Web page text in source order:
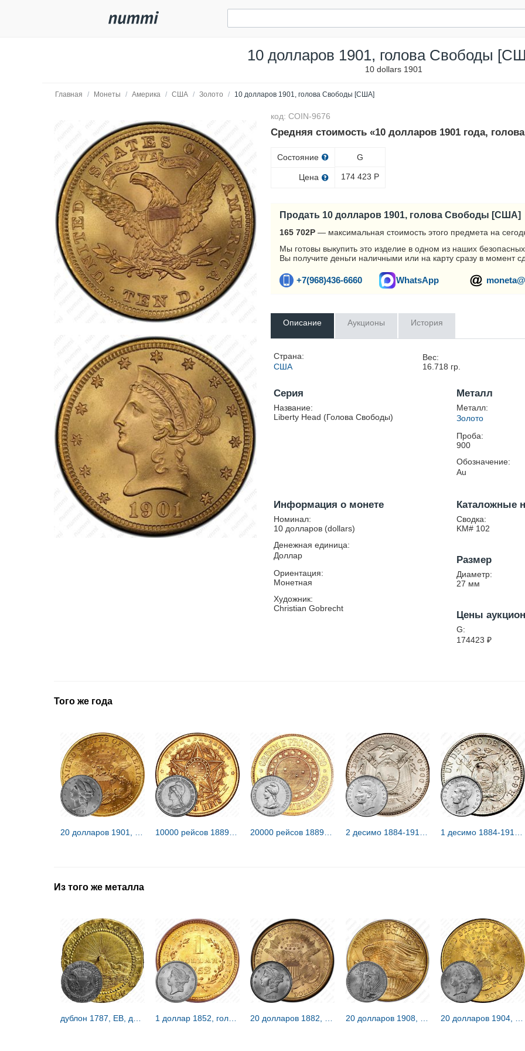
10 долларов 1901, голова Свободы
10 dollars 1901
Главная / Монеты / Америка / США / Золото / 10 долларов 1901, голова Свободы [США]
код: COIN-9676
Средняя стоимость «10 долларов 1901 года,
Состояние
Цена
G
174 423 Р
Продать 10 долларов 1901, голова Свободы [США]
165 702Р — максимальная стоимость этого предмета на
Мы готовы выкупить это изделие в одном из наших
Вы получите деньги наличными или на карту сразу в момент
+7(968)436-6660 WhatsApp
Описание Аукционы История
Страна:
США
Вес:
16.718 гр.
Серия
Название:
Liberty Head (Голова Свободы)
Металл
Металл:
Золото
Проба:
900
Обозначение:
Au
Информация о монете
Номинал:
10 долларов (dollars)
Денежная единица:
Доллар
Ориентация:
Монетная
Художник:
Christian Gobrecht
Каталожные
Сводка:
KM# 102
Размер
Диаметр:
27 мм
Цены
G:
174423 ₽
Того же года
Из того же металла